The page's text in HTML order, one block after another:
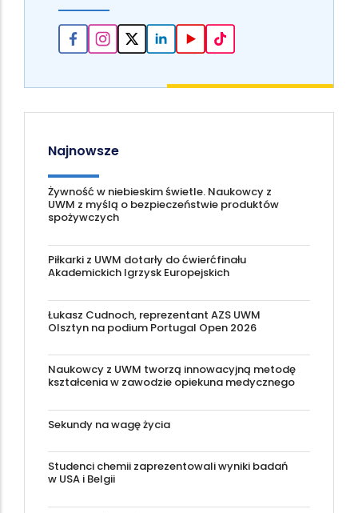
Najnowsze
Żywność w niebieskim świetle. Naukowcy z
UWM z myślą o bezpieczeństwie produktów
spożywczych
Piłkarki z UWM dotarły do ćwierćfinału
Akademickich Igrzysk Europejskich
Łukasz Cudnoch, reprezentant AZS UWM
Olsztyn na podium Portugal Open 2026
Naukowcy z UWM tworzą innowacyjną metodę
kształcenia w zawodzie opiekuna medycznego
Sekundy na wagę życia
Studenci chemii zaprezentowali wyniki badań
w USA i Belgii